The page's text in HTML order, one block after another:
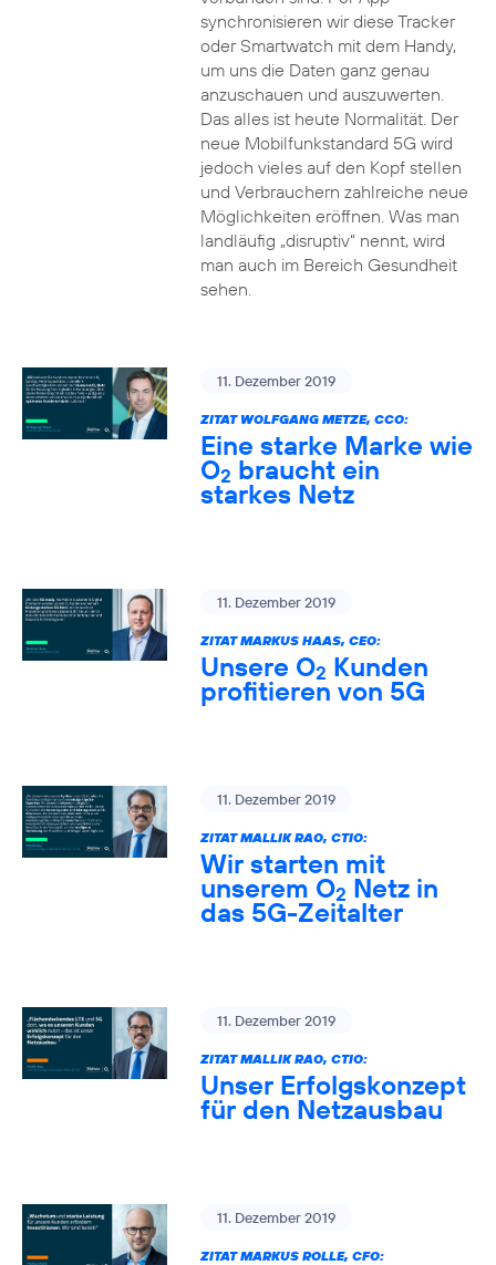
synchronisieren wir diese Tracker
oder Smartwatch mit dem Handy,
um uns die Daten ganz genau
anzuschauen und auszuwerten.
Das alles ist heute Normalität. Der
neue Mobilfunkstandard 5G wird
jedoch vieles auf den Kopf stellen
und Verbrauchern zahlreiche neue
Möglichkeiten eröffnen. Was man
landläufig „disruptiv“ nennt, wird
man auch im Bereich Gesundheit
sehen.
11. Dezember 2019
ZITAT WOLFGANG METZE, CCO:
Eine starke Marke wie
O2 braucht ein
starkes Netz
11. Dezember 2019
ZITAT MARKUS HAAS, CEO:
Unsere O2 Kunden
profitieren von 5G
11. Dezember 2019
ZITAT MALLIK RAO, CTIO:
Wir starten mit
unserem O2 Netz in
das 5G-Zeitalter
11. Dezember 2019
ZITAT MALLIK RAO, CTIO:
Unser Erfolgskonzept
für den Netzausbau
11. Dezember 2019
ZITAT MARKUS ROLLE, CFO: